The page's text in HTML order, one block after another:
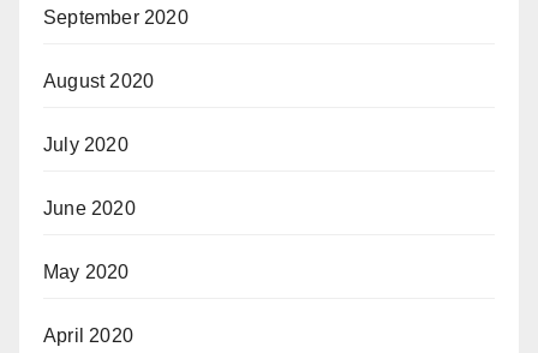
September 2020
August 2020
July 2020
June 2020
May 2020
April 2020